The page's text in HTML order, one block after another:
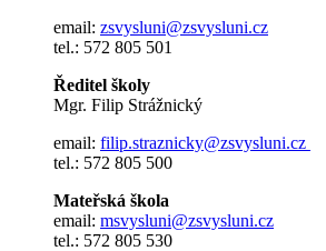
email: zsvysluni@zsvysluni.cz
tel.: 572 805 501
Ředitel školy
Mgr. Filip Strážnický
email: filip.straznicky@zsvysluni.cz
tel.: 572 805 500
Mateřská škola
email: msvysluni@zsvysluni.cz
tel.: 572 805 530